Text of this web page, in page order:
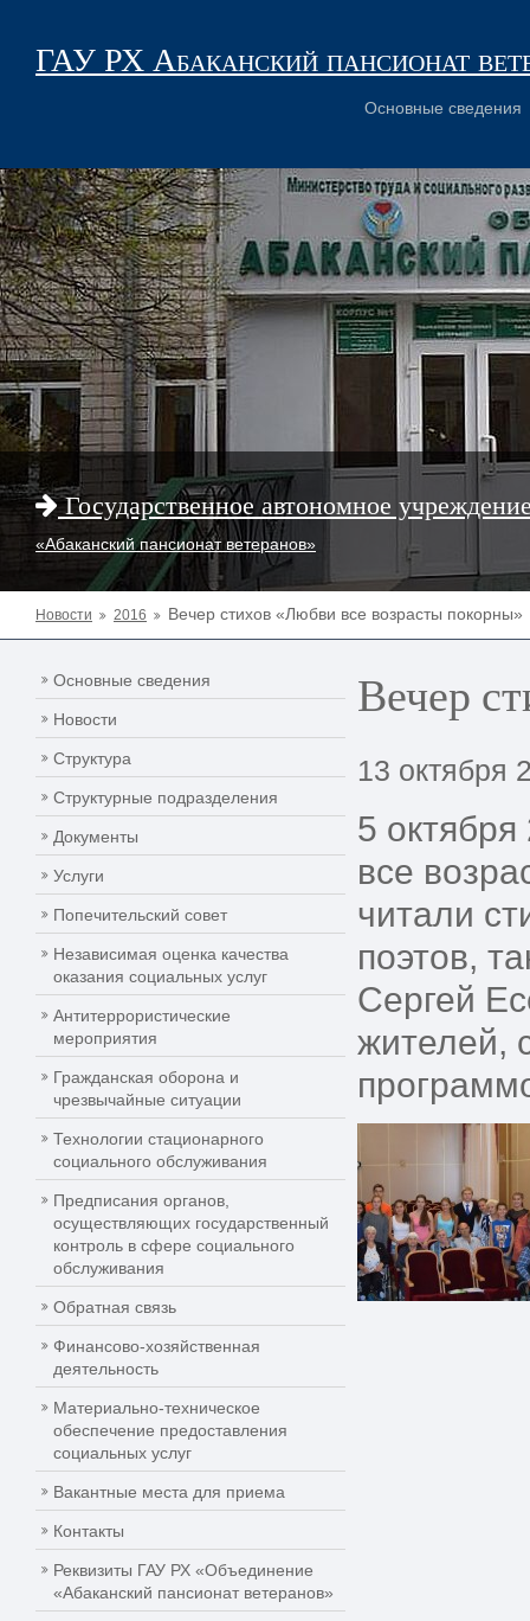
ГАУ РХ Абаканский пансионат
Основные сведения
Государственное автономное
«Абаканский пансионат ветеранов»
Новости 2016 Вечер стихов «Любви все возрасты покорны»
Основные сведения
Новости
Структура
Структурные подразделения
Документы
Услуги
Попечительский совет
Независимая оценка качества
оказания социальных услуг
Антитеррористические
мероприятия
Гражданская оборона и
чрезвычайные ситуации
Технологии стационарного
социального обслуживания
Предписания органов,
осуществляющих государственный
контроль в сфере социального
обслуживания
Обратная связь
Финансово-хозяйственная
деятельность
Материально-техническое
обеспечение предоставления
социальных услуг
Вакантные места для приема
Контакты
Реквизиты ГАУ РХ «Объединение
«Абаканский пансионат ветеранов»
Вечер
13 октября
5
все
читали
поэтов,
Сергей
жителей,